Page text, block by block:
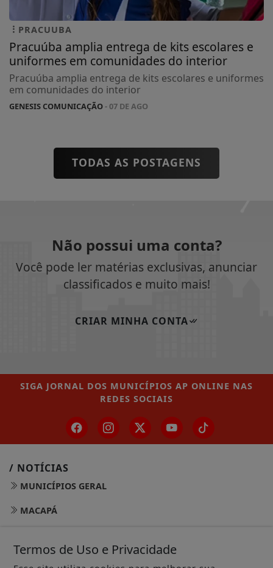
PRACUUBA
Pracuúba amplia entrega de kits escolares e
uniformes em comunidades do interior
Pracuúba amplia entrega de kits escolares e uniformes
em comunidades do interior
GENESIS COMUNICAÇÃO- 07 DE AGO
TODAS AS POSTAGENS
Não possui uma conta?
Você pode ler matérias exclusivas, anunciar
classificados e muito mais!
CRIAR MINHA CONTA
SIGA JORNAL DOS MUNICÍPIOS AP ONLINE NAS
REDES SOCIAIS
/ NOTÍCIAS
MUNICÍPIOS GERAL
MACAPÁ
Termos de Uso e Privacidade